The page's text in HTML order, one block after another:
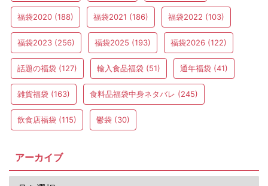
福袋2020 (188) 福袋2021 (186) 福袋2022 (103)
福袋2023 (256) 福袋2025 (193) 福袋2026 (122)
話題の福袋 (127) 輸入食品福袋 (51) 通年福袋 (41)
雑貨福袋 (163) 食料品福袋中身ネタバレ (245)
飲食店福袋 (115) 鬱袋 (30)
アーカイブ